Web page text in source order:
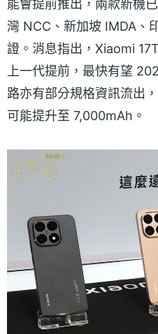
能會提前推出，兩款新機
灣 NCC、新加坡 IMDA、
證。消息指出，Xiaomi
上一代提前，最快有望
路亦有部分規格資訊流出
可能提升至 7,000mAh。